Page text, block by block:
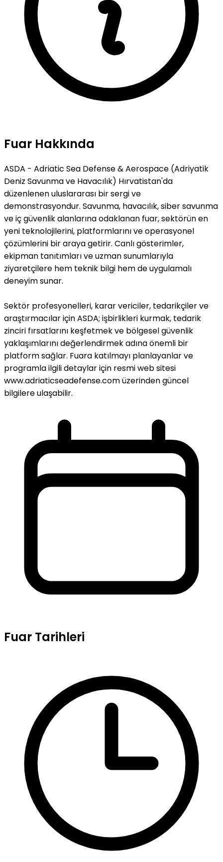
Fuar Hakkında
ASDA - Adriatic Sea Defense & Aerospace (Adriyatik
Deniz Savunma ve Havacılık) Hırvatistan'da
düzenlenen uluslararası bir sergi ve
demonstrasyondur. Savunma, havacılık, siber savunma
ve iç güvenlik alanlarına odaklanan fuar, sektörün en
yeni teknolojilerini, platformlarını ve operasyonel
çözümlerini bir araya getirir. Canlı gösterimler,
ekipman tanıtımları ve uzman sunumlarıyla
ziyaretçilere hem teknik bilgi hem de uygulamalı
deneyim sunar.
Sektör profesyonelleri, karar vericiler, tedarikçiler ve
araştırmacılar için ASDA; işbirlikleri kurmak, tedarik
zinciri fırsatlarını keşfetmek ve bölgesel güvenlik
yaklaşımlarını değerlendirmek adına önemli bir
platform sağlar. Fuara katılmayı planlayanlar ve
programla ilgili detaylar için resmi web sitesi
www.adriaticseadefense.com üzerinden güncel
bilgilere ulaşabilir.
Fuar Tarihleri